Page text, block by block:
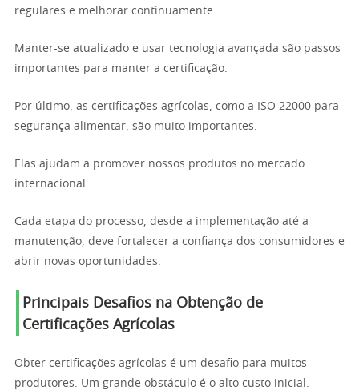
regulares e melhorar continuamente.
Manter-se atualizado e usar tecnologia avançada são passos
importantes para manter a certificação.
Por último, as certificações agrícolas, como a ISO 22000 para
segurança alimentar, são muito importantes.
Elas ajudam a promover nossos produtos no mercado
internacional.
Cada etapa do processo, desde a implementação até a
manutenção, deve fortalecer a confiança dos consumidores e
abrir novas oportunidades.
Principais Desafios na Obtenção de
Certificações Agrícolas
Obter certificações agrícolas é um desafio para muitos
produtores. Um grande obstáculo é o alto custo inicial.